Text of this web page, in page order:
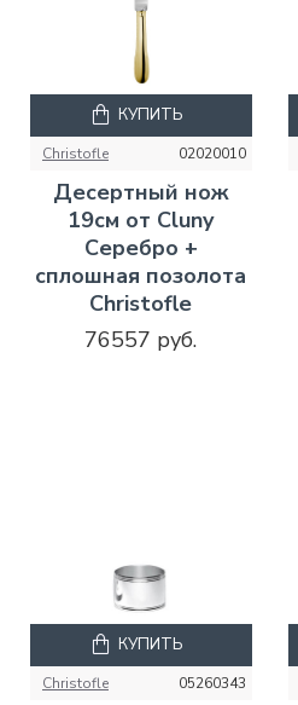
Christofle 02020010
Десертный нож
19см от Cluny
Серебро +
сплошная позолота
Christofle
76557 руб.
КУПИТЬ
Christofle 05260343
КУПИТЬ